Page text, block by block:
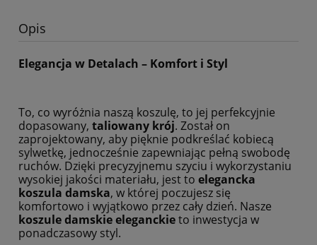
Opis
Elegancja w Detalach – Komfort i Styl
To, co wyróżnia naszą koszulę, to jej perfekcyjnie
dopasowany, taliowany krój. Został on
zaprojektowany, aby pięknie podkreślać kobiecą
sylwetkę, jednocześnie zapewniając pełną swobodę
ruchów. Dzięki precyzyjnemu szyciu i wykorzystaniu
wysokiej jakości materiału, jest to elegancka
koszula damska, w której poczujesz się
komfortowo i wyjątkowo przez cały dzień. Nasze
koszule damskie eleganckieto inwestycja w
ponadczasowy styl.